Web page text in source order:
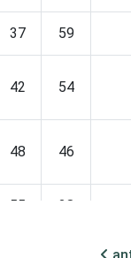
37 59
42 54
48 46
55 28
e estimuladas.